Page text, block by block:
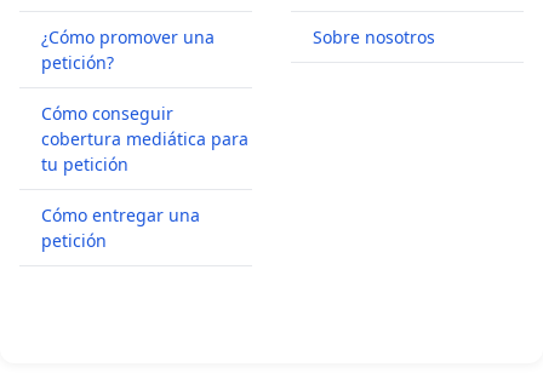
¿Cómo promover una
petición?
Cómo conseguir
cobertura mediática para
tu petición
Cómo entregar una
petición
Sobre nosotros